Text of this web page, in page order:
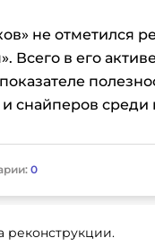
не отметился
в его активе
снайперов среди
0
реконструкции.